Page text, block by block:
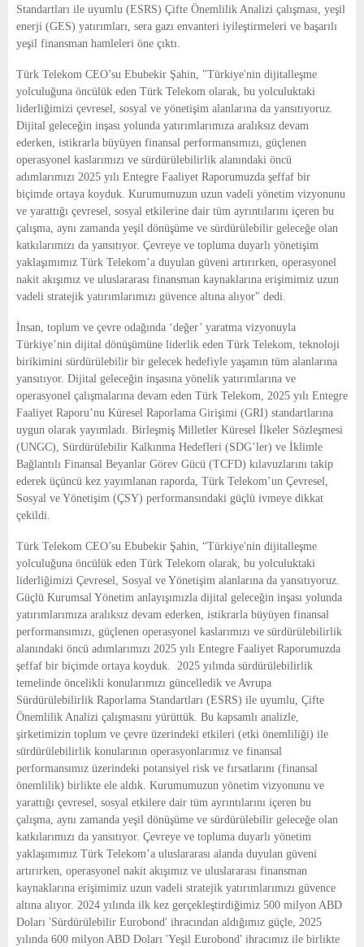
U
Standartları ile uyumlu (ESRS) Çifte Önemlilik Analizi çalışması, yeşil
enerji (GES) yatırımları, sera gazı envanteri iyileştirmeleri ve başarılı
yeşil finansman hamleleri öne çıktı.
Türk Telekom CEO’su Ebubekir Şahin, "Türkiye'nin dijitalleşme
yolculuğuna öncülük eden Türk Telekom olarak, bu yolculuktaki
liderliğimizi çevresel, sosyal ve yönetişim alanlarına da yansıtıyoruz.
Dijital geleceğin inşası yolunda yatırımlarımıza aralıksız devam
ederken, istikrarla büyüyen finansal performansımızı, güçlenen
operasyonel kaslarımızı ve sürdürülebilirlik alanındaki öncü
adımlarımızı 2025 yılı Entegre Faaliyet Raporumuzda şeffaf bir
biçimde ortaya koyduk. Kurumumuzun uzun vadeli yönetim vizyonunu
ve yarattığı çevresel, sosyal etkilerine dair tüm ayrıntılarını içeren bu
çalışma, aynı zamanda yeşil dönüşüme ve sürdürülebilir geleceğe olan
katkılarımızı da yansıtıyor. Çevreye ve topluma duyarlı yönetişim
yaklaşımımız Türk Telekom’a duyulan güveni artırırken, operasyonel
nakit akışımız ve uluslararası finansman kaynaklarına erişimimiz uzun
vadeli stratejik yatırımlarımızı güvence altına alıyor" dedi.
İnsan, toplum ve çevre odağında ‘değer’ yaratma vizyonuyla
Türkiye’nin dijital dönüşümüne liderlik eden Türk Telekom, teknoloji
birikimini sürdürülebilir bir gelecek hedefiyle yaşamın tüm alanlarına
yansıtıyor. Dijital geleceğin inşasına yönelik yatırımlarına ve
operasyonel çalışmalarına devam eden Türk Telekom, 2025 yılı Entegre
Faaliyet Raporu’nu Küresel Raporlama Girişimi (GRI) standartlarına
uygun olarak yayımladı. Birleşmiş Milletler Küresel İlkeler Sözleşmesi
(UNGC), Sürdürülebilir Kalkınma Hedefleri (SDG’ler) ve İklimle
Bağlantılı Finansal Beyanlar Görev Gücü (TCFD) kılavuzlarını takip
ederek üçüncü kez yayımlanan raporda, Türk Telekom’un Çevresel,
Sosyal ve Yönetişim (ÇSY) performansındaki güçlü ivmeye dikkat
çekildi.
Türk Telekom CEO’su Ebubekir Şahin, “Türkiye'nin dijitalleşme
yolculuğuna öncülük eden Türk Telekom olarak, bu yolculuktaki
liderliğimizi Çevresel, Sosyal ve Yönetişim alanlarına da yansıtıyoruz.
Güçlü Kurumsal Yönetim anlayışımızla dijital geleceğin inşası yolunda
yatırımlarımıza aralıksız devam ederken, istikrarla büyüyen finansal
performansımızı, güçlenen operasyonel kaslarımızı ve sürdürülebilirlik
alanındaki öncü adımlarımızı 2025 yılı Entegre Faaliyet Raporumuzda
şeffaf bir biçimde ortaya koyduk.  2025 yılında sürdürülebilirlik
temelinde öncelikli konularımızı güncelledik ve Avrupa
Sürdürülebilirlik Raporlama Standartları (ESRS) ile uyumlu, Çifte
Önemlilik Analizi çalışmasını yürüttük. Bu kapsamlı analizle,
şirketimizin toplum ve çevre üzerindeki etkileri (etki önemliliği) ile
sürdürülebilirlik konularının operasyonlarımız ve finansal
performansımız üzerindeki potansiyel risk ve fırsatlarını (finansal
önemlilik) birlikte ele aldık. Kurumumuzun yönetim vizyonunu ve
yarattığı çevresel, sosyal etkilere dair tüm ayrıntılarını içeren bu
çalışma, aynı zamanda yeşil dönüşüme ve sürdürülebilir geleceğe olan
katkılarımızı da yansıtıyor. Çevreye ve topluma duyarlı yönetim
yaklaşımımız Türk Telekom’a uluslararası alanda duyulan güveni
artırırken, operasyonel nakit akışımız ve uluslararası finansman
kaynaklarına erişimimiz uzun vadeli stratejik yatırımlarımızı güvence
altına alıyor. 2024 yılında ilk kez gerçekleştirdiğimiz 500 milyon ABD
Doları 'Sürdürülebilir Eurobond' ihracından aldığımız güçle, 2025
yılında 600 milyon ABD Doları 'Yeşil Eurobond' ihracımız ile birlikte